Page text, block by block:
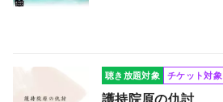
聴き放題対象 チケット対象
護持院原の仇討